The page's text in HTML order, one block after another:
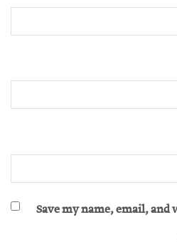
Save my name, email,